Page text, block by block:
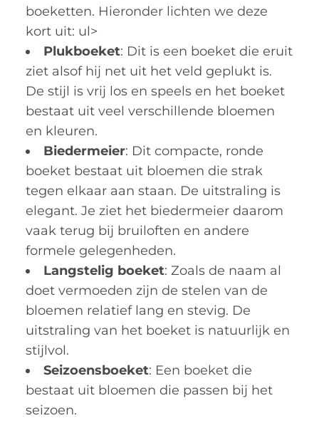
boeketten. Hieronder lichten we deze
kort uit: ul>
Plukboeket: Dit is een boeket die eruit
ziet alsof hij net uit het veld geplukt is.
De stijl is vrij los en speels en het boeket
bestaat uit veel verschillende bloemen
en kleuren.
Biedermeier: Dit compacte, ronde
boeket bestaat uit bloemen die strak
tegen elkaar aan staan. De uitstraling is
elegant. Je ziet het biedermeier daarom
vaak terug bij bruiloften en andere
formele gelegenheden.
Langstelig boeket: Zoals de naam al
doet vermoeden zijn de stelen van de
bloemen relatief lang en stevig. De
uitstraling van het boeket is natuurlijk en
stijlvol.
Seizoensboeket: Een boeket die
bestaat uit bloemen die passen bij het
seizoen.